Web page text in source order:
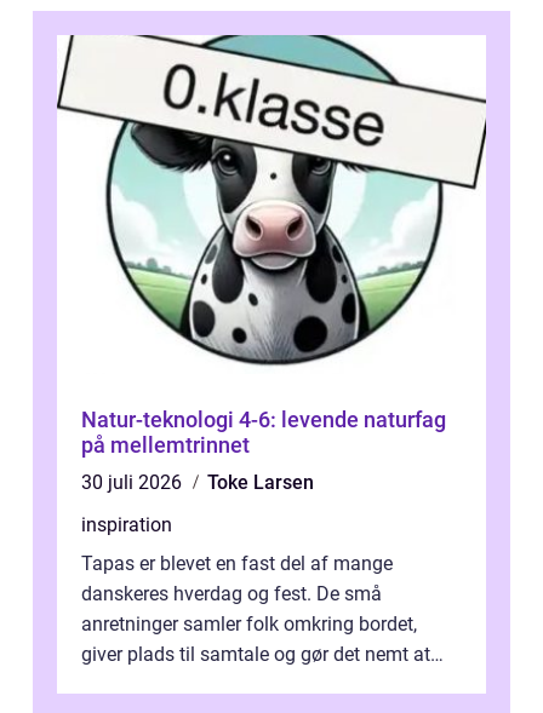
Natur-teknologi 4-6: levende naturfag
på mellemtrinnet
30 juli 2026
Toke Larsen
inspiration
Tapas er blevet en fast del af mange
danskeres hverdag og fest. De små
anretninger samler folk omkring bordet,
giver plads til samtale og gør det nemt at